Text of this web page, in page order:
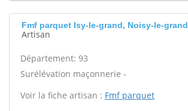
Fmf parquet Isy-le-grand, Noisy-le-grand
Artisan
Département: 93
Surélévation maçonnerie -
Voir la fiche artisan : Fmf parquet